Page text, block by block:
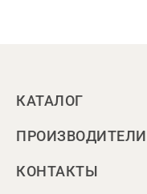
КАТАЛОГ
ПРОИЗВОДИТЕЛИ
КОНТАКТЫ